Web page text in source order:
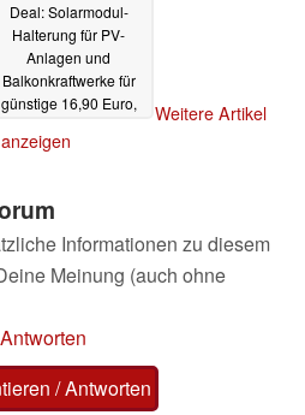
Deal: Solarmodul-
Halterung für PV-
Anlagen und
Balkonkraftwerke für
günstige 16,90 Euro,
Weitere Artikel
anzeigen
Informationen zu diesem
Meinung (auch ohne
Antworten
/ Antworten